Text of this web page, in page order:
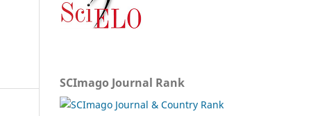
SCImago Journal Rank